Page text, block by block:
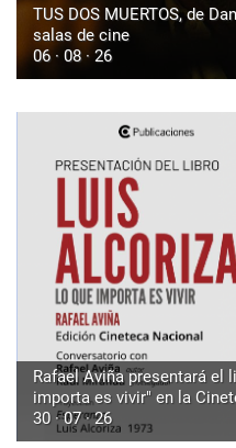
TUS DOS MUERTOS, de
salas de cine
06 · 08 · 26
Rafael Aviña presentará el
importa es vivir" en la
30 · 07 · 26